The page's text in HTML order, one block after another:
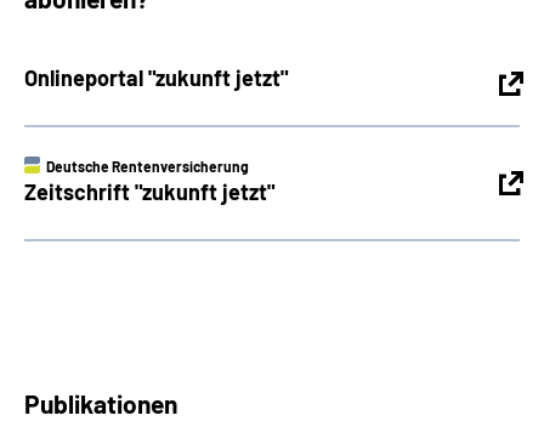
Onlineportal "zukunft jetzt"
Deutsche Rentenversicherung
Zeitschrift "zukunft jetzt"
Publikationen